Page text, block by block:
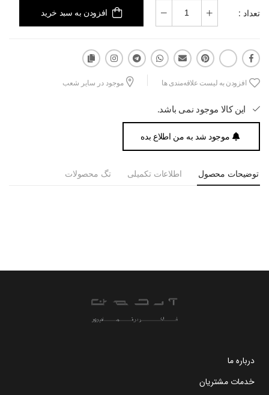
تعداد : افزودن به سبد خرید
افزودن به لیست علاقه‌مندی ها موجود در سایر شعب
این کالا موجود نمی باشد.
موجود شد به من اطلاع بده
توضیحات محصول اطلاعات تکمیلی تگ محصولات
درباره ما
خدمات مشتریان